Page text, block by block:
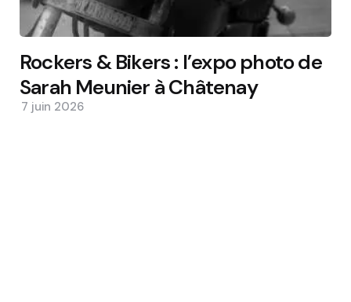
Rockers & Bikers : l’expo photo de
Sarah Meunier à Châtenay
7 juin 2026